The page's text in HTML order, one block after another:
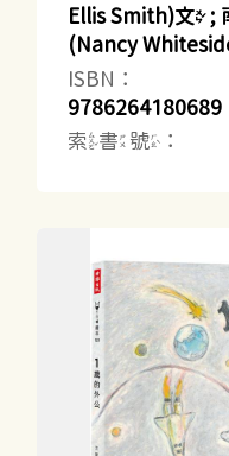
Ellis Smith)
(Nancy
ISBN：
9786264180689
索書號：